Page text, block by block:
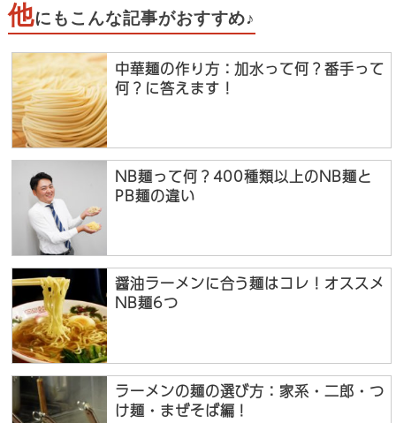
他にもこんな記事がおすすめ♪
中華麺の作り方：加水って何？番手って
何？に答えます！
NB麺って何？400種類以上のNB麺と
PB麺の違い
醤油ラーメンに合う麺はコレ！オススメ
NB麺6つ
ラーメンの麺の選び方：家系・二郎・つ
け麺・まぜそば編！